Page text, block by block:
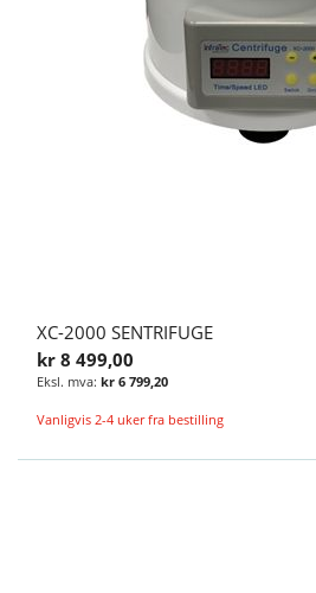
XC-2000 SENTRIFUGE
kr 8 499,00
kr 6 799,20
Vanligvis 2-4 uker fra bestilling